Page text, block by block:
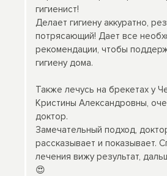
гигиенист!
Делает гигиену аккуратно,
потрясающий! Дает все
рекомендации, чтобы
гигиену дома.
Также лечусь на брекетах у
Кристины Александровны,
доктор.
Замечательный подход,
рассказывает и показывает.
лечения вижу результат,
😍